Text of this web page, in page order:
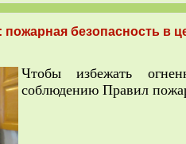
безопасность в
Чтобы избежать
соблюдению Правил